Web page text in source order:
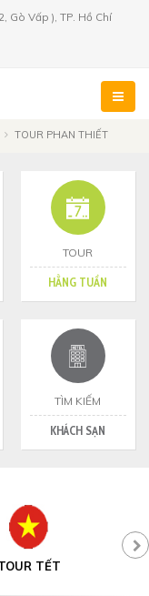
Gò Vấp ), TP. Hồ Chí
TOUR PHAN THIẾT
TOUR
HẰNG TUẦN
TÌM KIẾM
KHÁCH SẠN
TẾT